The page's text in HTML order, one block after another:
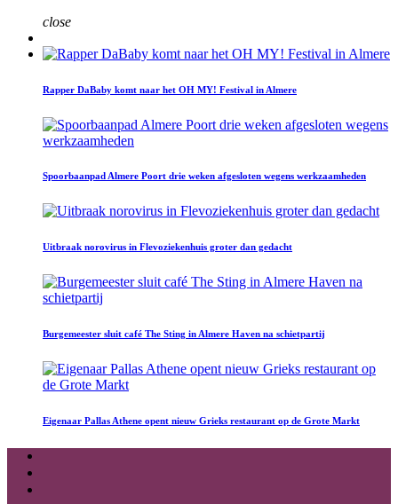
close
Rapper DaBaby komt naar het OH MY! Festival in Almere
Spoorbaanpad Almere Poort drie weken afgesloten wegens werkzaamheden
Uitbraak norovirus in Flevoziekenhuis groter dan gedacht
Burgemeester sluit café The Sting in Almere Haven na schietpartij
Eigenaar Pallas Athene opent nieuw Grieks restaurant op de Grote Markt